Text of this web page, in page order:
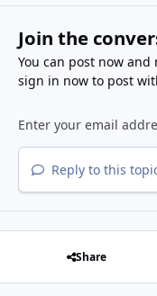
Join the
You can post now
sign in nowto post
Reply to this
Share